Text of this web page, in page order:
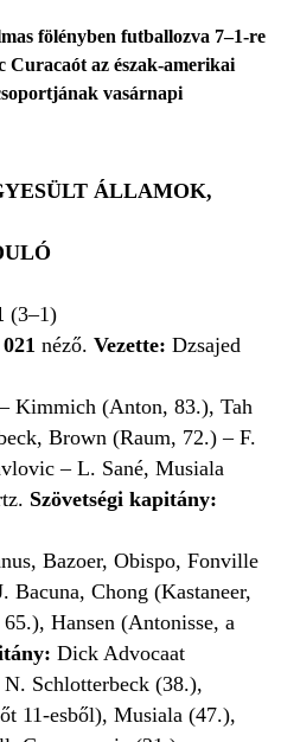
fölényben futballozva 7–1-re
Curacaót az észak-amerikai
vasárnapi
ÁLLAMOK,
(3–1)
néző. Vezette: Dzsajed
Kimmich (Anton, 83.), Tah
Brown (Raum, 72.) – F.
– L. Sané, Musiala
Szövetségi kapitány:
Bazoer, Obispo, Fonville
Bacuna, Chong (Kastaneer,
Hansen (Antonisse, a
Dick Advocaat
Schlotterbeck (38.),
11-esből), Musiala (47.),